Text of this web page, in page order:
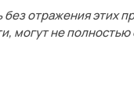
отражения этих
могут не